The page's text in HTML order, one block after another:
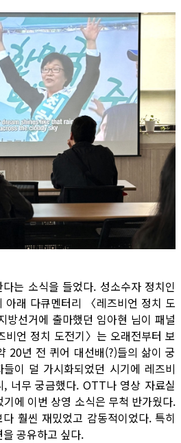
는 소식을 들었다. 성소수자 정치인
아래 다큐멘터리 〈레즈비언 정치 도
방선거에 출마했던 임아현 님이 패널
비언 정치 도전기〉는 오래전부터 보
20년 전 퀴어 대선배(?)들의 삶이 궁
이 덜 가시화되었던 시기에 레즈비
너무 궁금했다. OTT나 영상 자료실
에 이번 상영 소식은 무척 반가웠다.
훨씬 재밌었고 감동적이었다. 특히
공유하고 싶다.